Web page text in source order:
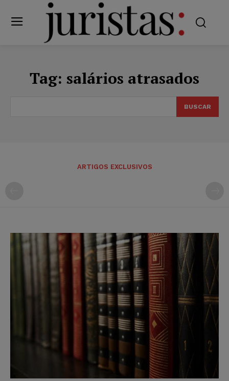
Tag: salários atrasados
BUSCAR
ARTIGOS EXCLUSIVOS